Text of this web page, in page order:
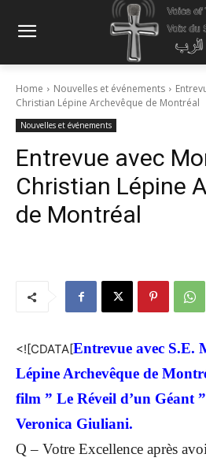
Home Nouvelles et événements
Christian Lépine Archevêque de Montréal
Nouvelles et événements
Entrevue avec
Christian Lépine
de Montréal
<![CDATA[Entrevue avec S.E.
Lépine Archevêque de
film ” Le Réveil d’un Géant
Veronica Giuliani.
Q – Votre Excellence après